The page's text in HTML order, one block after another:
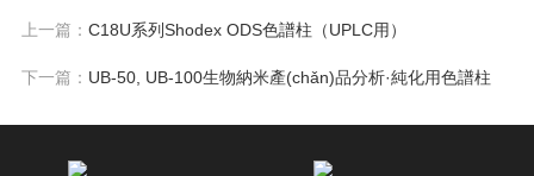
字），如：三加四=7
上一篇： C18U系列Shodex ODS色譜柱（UPLC用）
下一篇： UB-50, UB-100生物納米產(chǎn)品分析·純化用色譜柱